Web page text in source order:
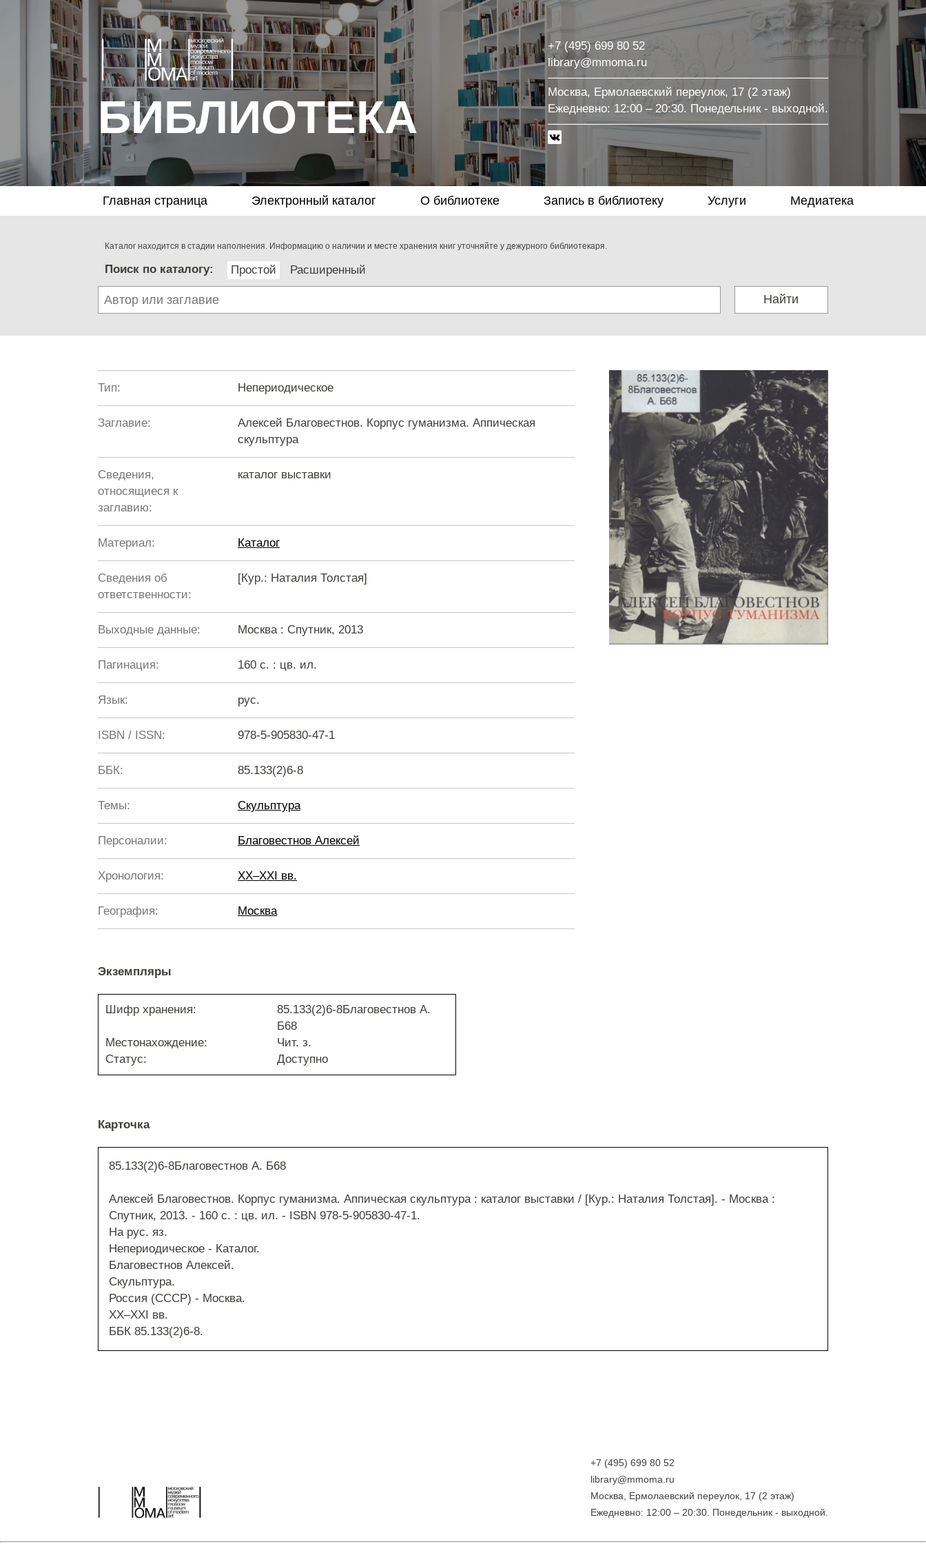
БИБЛИОТЕКА
+7 (495) 699 80 52
library@mmoma.ru
Москва, Ермолаевский переулок, 17 (2 этаж)
Eжедневно: 12:00 – 20:30. Понедельник - выходной.
Главная страница Электронный каталог О библиотеке Запись в библиотеку Услуги Медиатека
Каталог находится в стадии наполнения. Информацию о наличии и месте хранения книг уточняйте у дежурного библиотекаря.
Поиск по каталогу: Простой Расширенный
Найти
Тип: Непериодическое
Заглавие:
Алексей Благовестнов. Корпус гуманизма. Аппическая
скульптура
Сведения,
относящиеся к
заглавию:
каталог выставки
Материал: Каталог
Сведения об
ответственности:
[Кур.: Наталия Толстая]
Выходные данные: Москва : Спутник, 2013
Пагинация: 160 с. : цв. ил.
Язык: рус.
ISBN / ISSN: 978-5-905830-47-1
ББК: 85.133(2)6-8
Темы: Скульптура
Персоналии: Благовестнов Алексей
Хронология: XX–XXI вв.
География: Москва
Экземпляры
Шифр хранения:
85.133(2)6-8Благовестнов А.
Б68
Местонахождение:
Чит. з.
Статус:
Доступно
Карточка
85.133(2)6-8Благовестнов А. Б68
Алексей Благовестнов. Корпус гуманизма. Аппическая скульптура : каталог выставки / [Кур.: Наталия Толстая]. - Москва :
Спутник, 2013. - 160 с. : цв. ил. - ISBN 978-5-905830-47-1.
На рус. яз.
Непериодическое - Каталог.
Благовестнов Алексей.
Скульптура.
Россия (СССР) - Москва.
XX–XXI вв.
ББК 85.133(2)6-8.
+7 (495) 699 80 52
library@mmoma.ru
Москва, Ермолаевский переулок, 17 (2 этаж)
Eжедневно: 12:00 – 20:30. Понедельник - выходной.